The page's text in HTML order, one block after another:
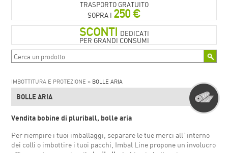
TRASPORTO GRATUITO
SOPRA I 250 €
SCONTI DEDICATI
PER GRANDI CONSUMI
IMBOTTITURA E PROTEZIONE » BOLLE ARIA
BOLLE ARIA
Vendita bobine di pluriball, bolle aria
Per riempire i tuoi imballaggi, separare le tue merci all`interno
dei colli o imbottire i tuoi pacchi, Imbal Line propone un involucro